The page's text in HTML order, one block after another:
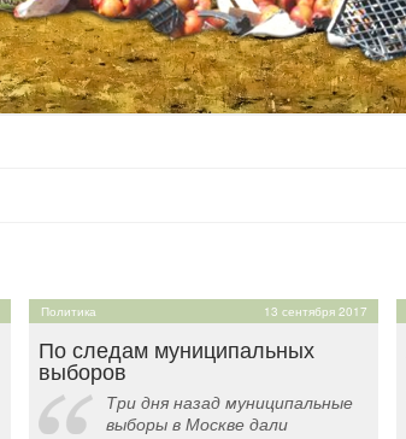
Политика 13 сентября 2017
По следам муниципальных
выборов
Три дня назад муниципальные
выборы в Москве дали